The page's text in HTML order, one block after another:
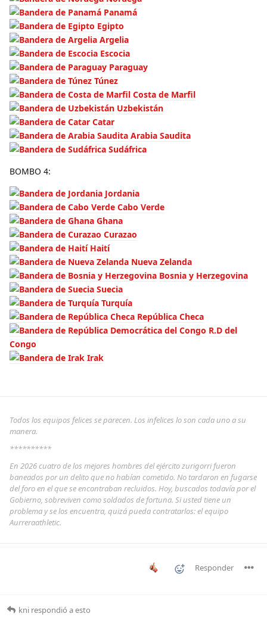
Panamá
Egipto
Argelia
Escocia
Paraguay
Túnez
Costa de Marfil
Uzbekistán
Catar
Arabia Saudita
Sudáfrica
BOMBO 4:
Jordania
Cabo Verde
Ghana
Curazao
Haití
Nueva Zelanda
Bosnia y Herzegovina
Suecia
Turquía
República Checa
R.D del
Congo
Irak
Todos los equipos felices se parecen. Los infelices lo son cada uno a su
manera.
**********
En 2026 cuatro de los mejores hombres del ejército zurigorri fueron
baneados por un delito que no habían cometido. No tardaron en fugarse
del foro en el que se encontraban recluidos. Hoy, buscados todavía por el
Gobierno, sobreviven como soldados de fortuna. Si usted tiene un
problema y se los encuentra, quizá pueda contratarlos: el equipo
Aurreraathletic.
Responder
kni respondió a esto